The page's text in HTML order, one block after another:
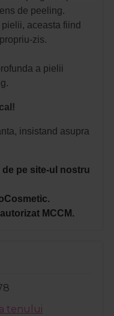
de peeling.
aceasta fiind
zis.
a pielii
insistand asupra
pe site-ul nostru
MCCM.
tenului